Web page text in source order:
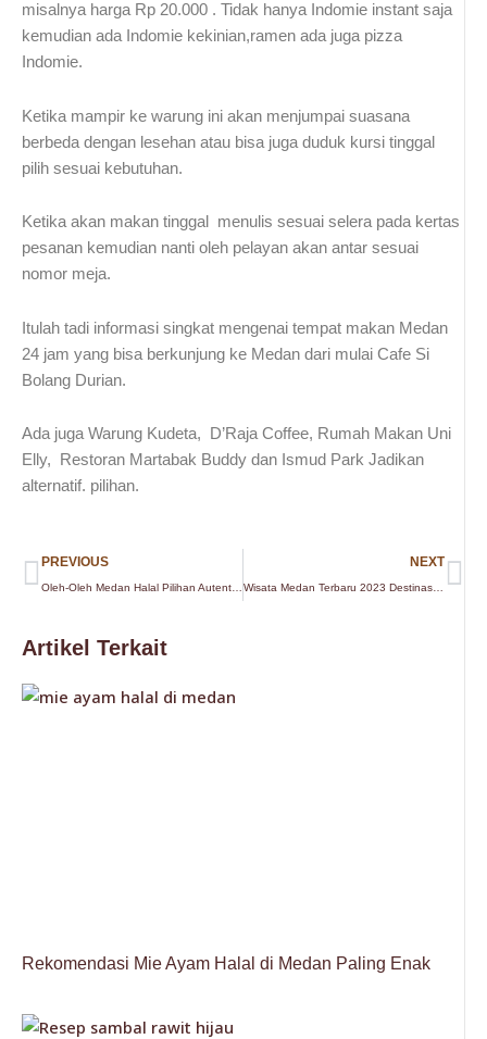
misalnya harga Rp 20.000 . Tidak hanya Indomie instant saja
kemudian ada Indomie kekinian,ramen ada juga pizza
Indomie.
Ketika mampir ke warung ini akan menjumpai suasana
berbeda dengan lesehan atau bisa juga duduk kursi tinggal
pilih sesuai kebutuhan.
Ketika akan makan tinggal menulis sesuai selera pada kertas
pesanan kemudian nanti oleh pelayan akan antar sesuai
nomor meja.
Itulah tadi informasi singkat mengenai tempat makan Medan
24 jam yang bisa berkunjung ke Medan dari mulai Cafe Si
Bolang Durian.
Ada juga Warung Kudeta, D’Raja Coffee, Rumah Makan Uni
Elly, Restoran Martabak Buddy dan Ismud Park Jadikan
alternatif. pilihan.
Prev
PREVIOUS NEXT
Artikel Terkait
Rekomendasi Mie Ayam Halal di Medan Paling Enak